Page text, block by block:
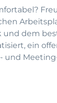
und dem
ein
und